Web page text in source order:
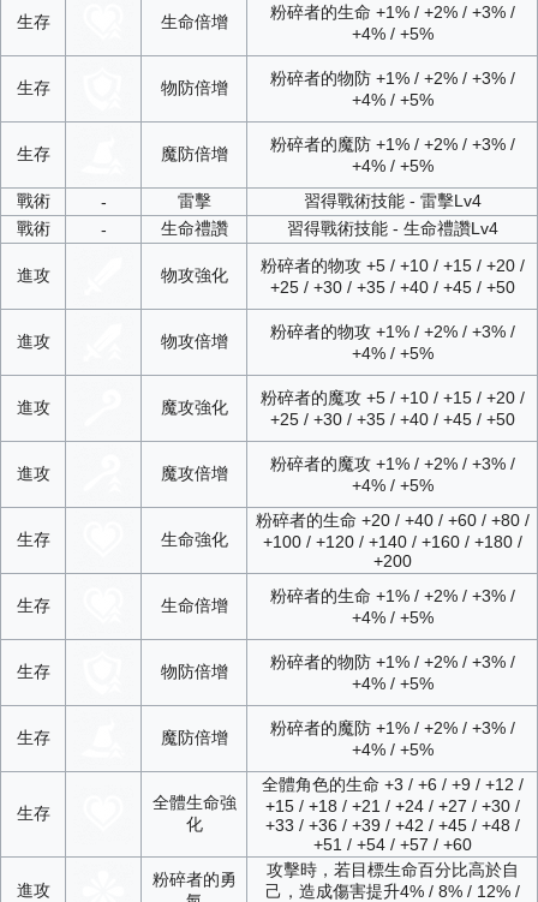
生存 生命倍增
粉碎者的生命 +1% / +2% / +3% /
+4% / +5%
生存 物防倍增
粉碎者的物防 +1% / +2% / +3% /
+4% / +5%
生存 魔防倍增
粉碎者的魔防 +1% / +2% / +3% /
+4% / +5%
戰術
- 雷擊
習得戰術技能 - 雷擊Lv4
戰術
- 生命禮讚 習得戰術技能 - 生命禮讚Lv4
進攻 物攻強化
粉碎者的物攻 +5 / +10 / +15 / +20 /
+25 / +30 / +35 / +40 / +45 / +50
進攻 物攻倍增
粉碎者的物攻 +1% / +2% / +3% /
+4% / +5%
進攻 魔攻強化
粉碎者的魔攻 +5 / +10 / +15 / +20 /
+25 / +30 / +35 / +40 / +45 / +50
進攻 魔攻倍增
粉碎者的魔攻 +1% / +2% / +3% /
+4% / +5%
生存 生命強化
粉碎者的生命 +20 / +40 / +60 / +80 /
+100 / +120 / +140 / +160 / +180 /
+200
生存 生命倍增
粉碎者的生命 +1% / +2% / +3% /
+4% / +5%
生存 物防倍增
粉碎者的物防 +1% / +2% / +3% /
+4% / +5%
生存 魔防倍增
粉碎者的魔防 +1% / +2% / +3% /
+4% / +5%
生存
全體生命強
化
全體角色的生命 +3 / +6 / +9 / +12 /
+15 / +18 / +21 / +24 / +27 / +30 /
+33 / +36 / +39 / +42 / +45 / +48 /
+51 / +54 / +57 / +60
進攻
粉碎者的勇
攻擊時，若目標生命百分比高於自
己，造成傷害提升4% / 8% / 12% /